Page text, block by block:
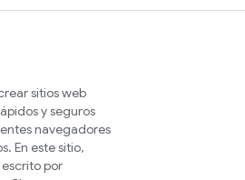
sitios web
y seguros
navegadores
En este sitio,
por